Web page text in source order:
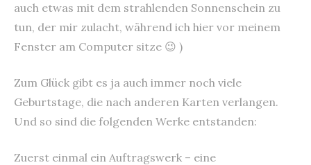
auch etwas mit dem strahlenden Sonnenschein zu
tun, der mir zulacht, während ich hier vor meinem
Fenster am Computer sitze 😉 )
Zum Glück gibt es ja auch immer noch viele
Geburtstage, die nach anderen Karten verlangen.
Und so sind die folgenden Werke entstanden:
Zuerst einmal ein Auftragswerk – eine